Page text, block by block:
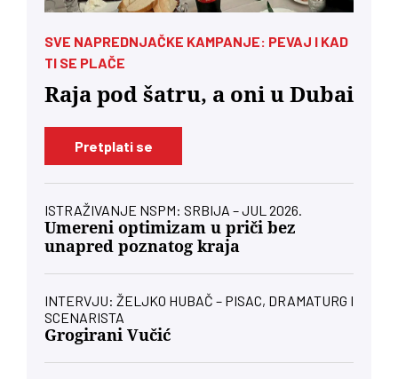
SVE NAPREDNJAČKE KAMPANJE: PEVAJ I KAD
TI SE PLAČE
Raja pod šatru, a oni u Dubai
Pretplati se
ISTRAŽIVANJE NSPM: SRBIJA – JUL 2026.
Umereni optimizam u priči bez
unapred poznatog kraja
INTERVJU: ŽELJKO HUBAČ – PISAC, DRAMATURG I
SCENARISTA
Grogirani Vučić